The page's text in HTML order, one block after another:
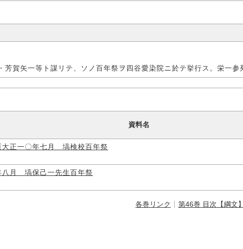
賀矢一等ト謀リテ、ソノ百年祭ヲ四谷愛染院ニ於テ挙行ス。栄一参
資料名
正一〇年七月 塙検校百年祭
月 塙保己一先生百年祭
各巻リンク 第46巻 目次【綱文】